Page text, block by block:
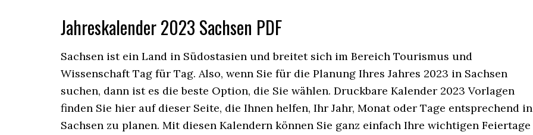
Jahreskalender2023 Sachsen PDF
Sachsen ist ein Land in Südostasien und breitet sich im Bereich Tourismus und
Wissenschaft Tag für Tag. Also, wenn Sie für die Planung Ihres Jahres 2023 in Sachsen
suchen, dann ist es die beste Option, die Sie wählen. Druckbare Kalender 2023 Vorlagen
finden Sie hier auf dieser Seite, die Ihnen helfen, Ihr Jahr, Monat oder Tage entsprechend in
Sachsen zu planen. Mit diesen Kalendern können Sie ganz einfach Ihre wichtigen Feiertage